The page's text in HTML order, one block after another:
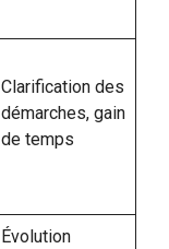
Clarification des
démarches, gain
de temps
Évolution